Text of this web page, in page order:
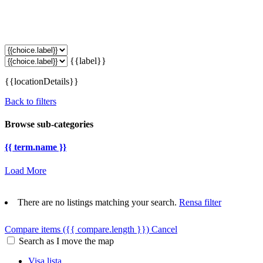
{{label}}
{{locationDetails}}
Back to filters
Browse sub-categories
{{ term.name }}
Load More
There are no listings matching your search. Rensa filter
Compare items ({{ compare.length }}) Cancel
Search as I move the map
Visa lista